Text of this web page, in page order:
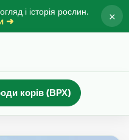
і історія рослин.
➜ ×
корів (ВРХ)